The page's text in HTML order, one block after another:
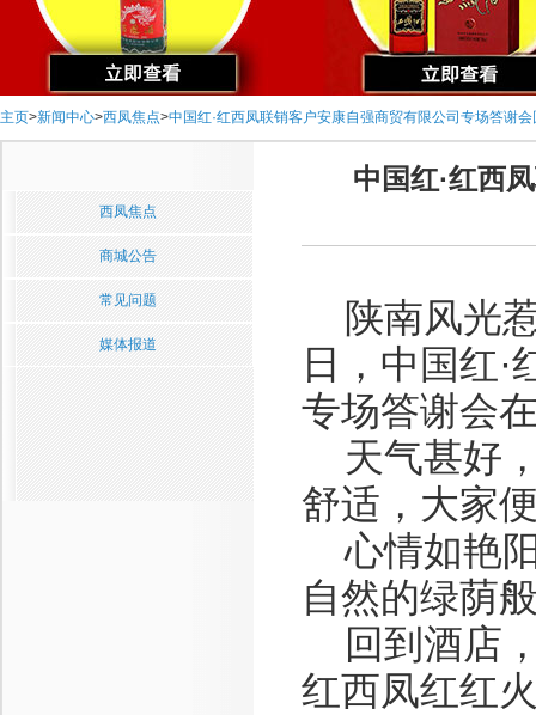
主页>新闻中心>西凤焦点>中国红·红西凤联销客户安康自强商贸有限公司专场答谢
西凤焦点
商城公告
常见问题
媒体报道
中国红·红西
陕南风光
日，中国红
专场答谢会
天气甚好
舒适，大家
心情如艳
自然的绿荫
回到酒店
红西凤红红